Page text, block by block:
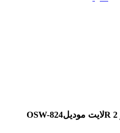
Rلايت موديلOSW-824